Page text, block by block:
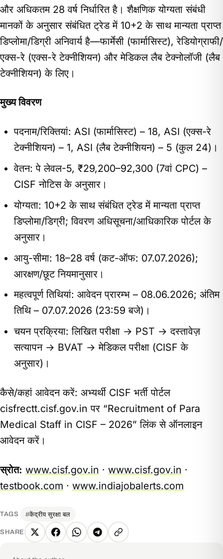
और अधिकतम 28 वर्ष निर्धारित है। शैक्षणिक योग्यता संबंधी
मानकों के अनुसार संबंधित ट्रेड में 10+2 के साथ मान्यता प्राप्त
डिप्लोमा/डिग्री अनिवार्य है—फार्मेसी (फार्मासिस्ट), रेडियोग्राफी/
एक्स-रे (एक्स-रे टेक्नीशियन) और मेडिकल लैब टेक्नोलॉजी (लैब
टेक्नीशियन) के लिए।
मुख्य विवरण
पदनाम/रिक्तियां: ASI (फार्मासिस्ट) – 18, ASI (एक्स-रे
टेक्नीशियन) – 1, ASI (लैब टेक्नीशियन) – 5 (कुल 24)।
वेतन: पे लेवल-5, ₹29,200–92,300 (7वां CPC) –
CISF नोटिस के अनुसार।
योग्यता: 10+2 के साथ संबंधित ट्रेड में मान्यता प्राप्त
डिप्लोमा/डिग्री; विवरण अधिसूचना/आधिकारिक पोर्टल के
अनुसार।
आयु-सीमा: 18–28 वर्ष (कट-ऑफ: 07.07.2026);
आरक्षण/छूट नियमानुसार।
महत्वपूर्ण तिथियां: आवेदन प्रारम्भ – 08.06.2026; अंतिम
तिथि – 07.07.2026 (23:59 बजे)।
चयन प्रक्रिया: लिखित परीक्षा → PST → दस्तावेज़
सत्यापन → BVAT → मेडिकल परीक्षा (CISF के
अनुसार)।
कैसे/कहां आवेदन करें: अभ्यर्थी CISF भर्ती पोर्टल
cisfrectt.cisf.gov.in पर “Recruitment of Para
Medical Staff in CISF – 2026” लिंक से ऑनलाइन
आवेदन करें।
स्रोत: www.cisf.gov.in · www.cisf.gov.in ·
testbook.com · www.indiajobalerts.com
TAGS केंद्रीय सुरक्षा बल
SHARE
X FacebookWhatsApp
Telegram
Copy